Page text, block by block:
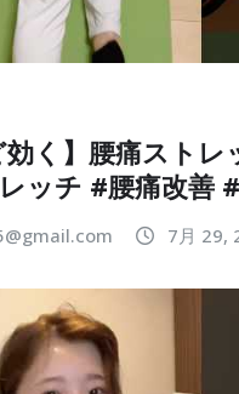
効く】腰痛ストレ
ッチ #腰痛改善
7月 29,